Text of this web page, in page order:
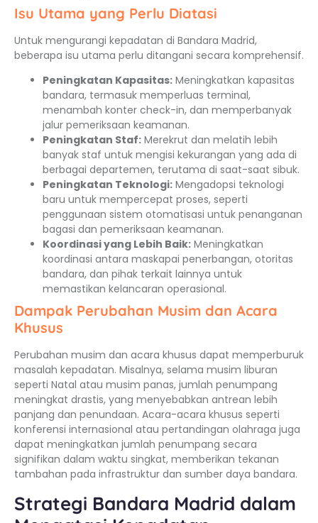
Isu Utama yang Perlu Diatasi
Untuk mengurangi kepadatan di Bandara Madrid,
beberapa isu utama perlu ditangani secara komprehensif.
Peningkatan Kapasitas: Meningkatkan kapasitas
bandara, termasuk memperluas terminal,
menambah konter check-in, dan memperbanyak
jalur pemeriksaan keamanan.
Peningkatan Staf: Merekrut dan melatih lebih
banyak staf untuk mengisi kekurangan yang ada di
berbagai departemen, terutama di saat-saat sibuk.
Peningkatan Teknologi: Mengadopsi teknologi
baru untuk mempercepat proses, seperti
penggunaan sistem otomatisasi untuk penanganan
bagasi dan pemeriksaan keamanan.
Koordinasi yang Lebih Baik: Meningkatkan
koordinasi antara maskapai penerbangan, otoritas
bandara, dan pihak terkait lainnya untuk
memastikan kelancaran operasional.
Dampak Perubahan Musim dan Acara
Khusus
Perubahan musim dan acara khusus dapat memperburuk
masalah kepadatan. Misalnya, selama musim liburan
seperti Natal atau musim panas, jumlah penumpang
meningkat drastis, yang menyebabkan antrean lebih
panjang dan penundaan. Acara-acara khusus seperti
konferensi internasional atau pertandingan olahraga juga
dapat meningkatkan jumlah penumpang secara
signifikan dalam waktu singkat, memberikan tekanan
tambahan pada infrastruktur dan sumber daya bandara.
Strategi Bandara Madrid dalam